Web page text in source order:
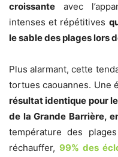
croissante avec
intenses et répétitives
le sable des plages lors
Plus alarmant, cette
tortues caouannes. Une
résultat identique pour
de la Grande Barrière,
température des
réchauffer,99% des